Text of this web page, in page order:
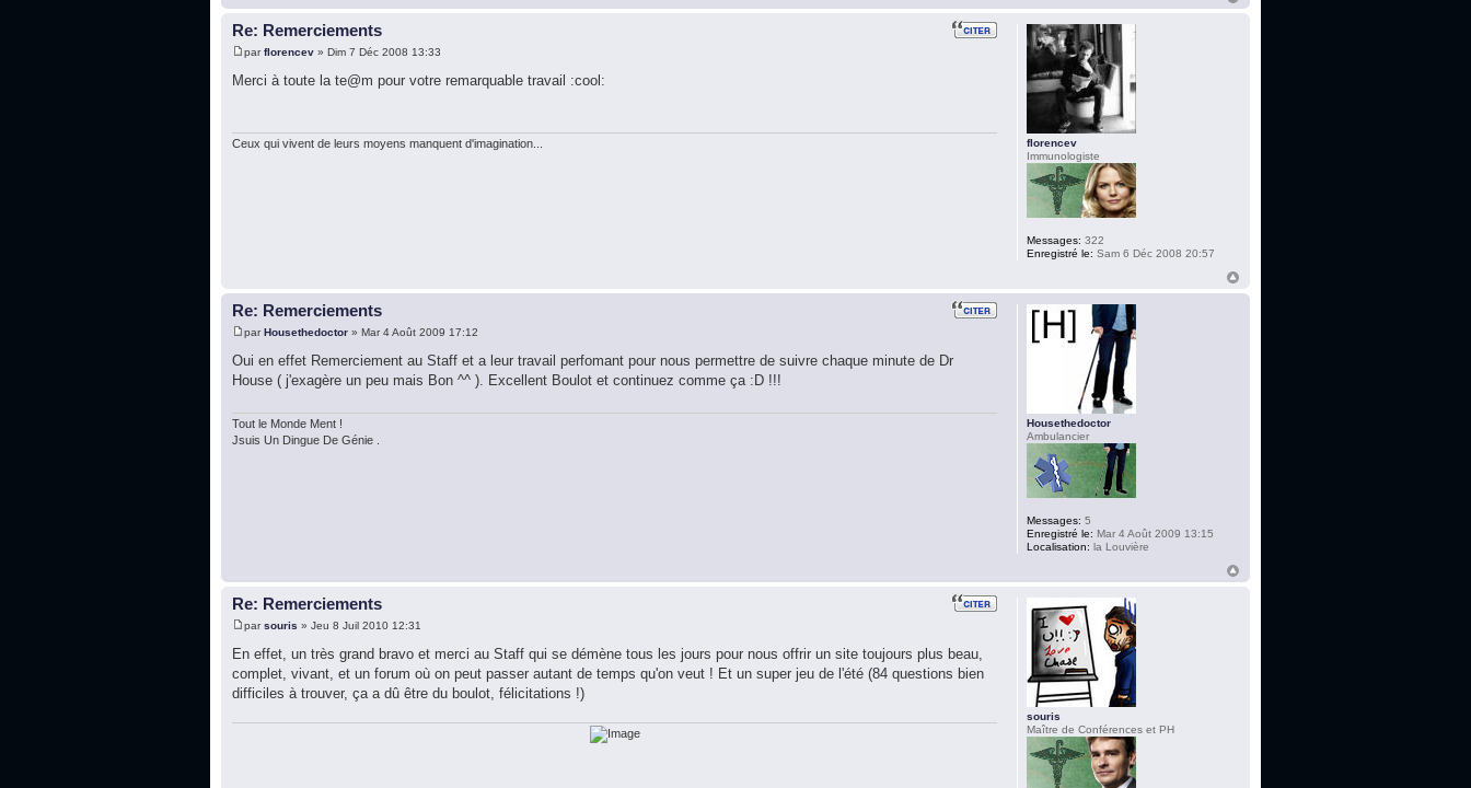
Re: Remerciements
parflorencev » Dim 7 Déc 2008 13:33
Merci à toute la te@m pour votre remarquable travail :cool:
Ceux qui vivent de leurs moyens manquent d'imagination...
florencev
Immunologiste
Messages: 322
Enregistré le: Sam 6 Déc 2008 20:57
Re: Remerciements
parHousethedoctor » Mar 4 Août 2009 17:12
Oui en effet Remerciement au Staff et a leur travail perfomant pour nous permettre de suivre chaque minute de Dr
House ( j'exagère un peu mais Bon ^^ ). Excellent Boulot et continuez comme ça :D !!!
Tout le Monde Ment !
Jsuis Un Dingue De Génie .
Housethedoctor
Ambulancier
Messages: 5
Enregistré le: Mar 4 Août 2009 13:15
Localisation: la Louvière
Re: Remerciements
parsouris » Jeu 8 Juil 2010 12:31
En effet, un très grand bravo et merci au Staff qui se démène tous les jours pour nous offrir un site toujours plus beau,
complet, vivant, et un forum où on peut passer autant de temps qu'on veut ! Et un super jeu de l'été (84 questions bien
difficiles à trouver, ça a dû être du boulot, félicitations !)
souris
Maître de Conférences et PH